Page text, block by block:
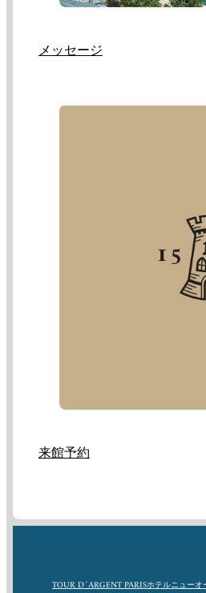
メッセージ
来館予約
TOUR D´ARGENT PARISホテルニューオ